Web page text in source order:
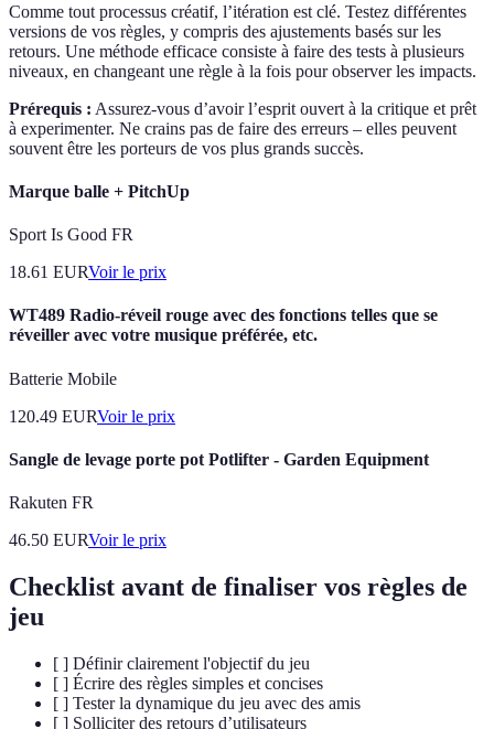
Comme tout processus créatif, l’itération est clé. Testez différentes
versions de vos règles, y compris des ajustements basés sur les
retours. Une méthode efficace consiste à faire des tests à plusieurs
niveaux, en changeant une règle à la fois pour observer les impacts.
Prérequis : Assurez-vous d’avoir l’esprit ouvert à la critique et prêt
à experimenter. Ne crains pas de faire des erreurs – elles peuvent
souvent être les porteurs de vos plus grands succès.
Marque balle + PitchUp
Sport Is Good FR
18.61 EURVoir le prix
WT489 Radio-réveil rouge avec des fonctions telles que se
réveiller avec votre musique préférée, etc.
Batterie Mobile
120.49 EURVoir le prix
Sangle de levage porte pot Potlifter - Garden Equipment
Rakuten FR
46.50 EURVoir le prix
Checklist avant de finaliser vos règles de
jeu
[ ] Définir clairement l'objectif du jeu
[ ] Écrire des règles simples et concises
[ ] Tester la dynamique du jeu avec des amis
[ ] Solliciter des retours d’utilisateurs